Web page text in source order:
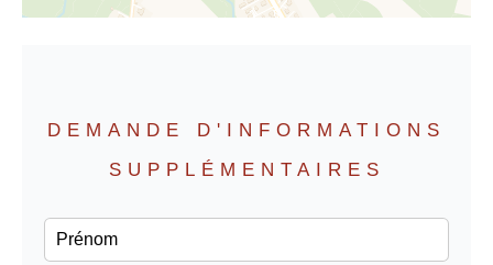
DEMANDE D'INFORMATIONS
SUPPLÉMENTAIRES